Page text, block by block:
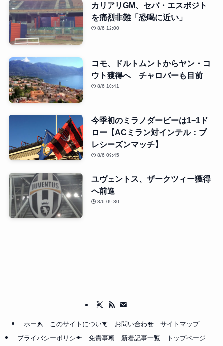
カリアリGM、セバ・エスポジト
を痛烈非難「恐喝に近い」
8/6 12:00
コモ、ドルトムントからヤン・コ
ウト獲得へ チャロバーも目前
8/6 10:41
今季初のミラノダービーは1−1ド
ロー【ACミラン対インテル：プ
レシーズンマッチ】
8/6 09:45
ユヴェントス、ザークツィー獲得
へ前進
8/6 09:30
ホーム このサイトについて お問い合わせ
サイトマップ
プライバシーポリシー
免責事項 新着記事一覧 トップページ